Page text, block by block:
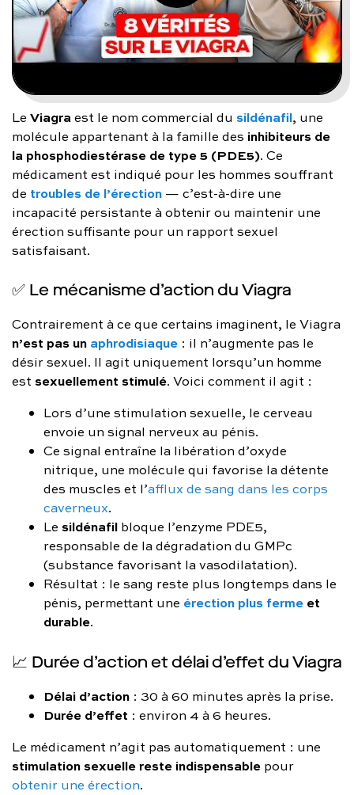
Le Viagraest le nom commercial du sildénafil, une
molécule appartenant à la famille des inhibiteurs de
la phosphodiestérase de type 5 (PDE5). Ce
médicament est indiqué pour les hommes souffrant
de troubles de l’érection — c’est-à-dire une
incapacité persistante à obtenir ou maintenir une
érection suffisante pour un rapport sexuel
satisfaisant.
✅ Le mécanisme d’action du Viagra
Contrairement à ce que certains imaginent, le Viagra
n’est pas un aphrodisiaque : il n’augmente pas le
désir sexuel. Il agit uniquement lorsqu’un homme
est sexuellement stimulé. Voici comment il agit :
Lors d’une stimulation sexuelle, le cerveau
envoie un signal nerveux au pénis.
Ce signal entraîne la libération d’oxyde
nitrique, une molécule qui favorise la détente
des muscles et l’afflux de sang dans les corps
caverneux.
Le sildénafil bloque l’enzyme PDE5,
responsable de la dégradation du GMPc
(substance favorisant la vasodilatation).
Résultat : le sang reste plus longtemps dans le
pénis, permettant une érection plus ferme et
durable.
📈 Durée d’action et délai d’effet du Viagra
Délai d’action : 30 à 60 minutes après la prise.
Durée d’effet : environ 4 à 6 heures.
Le médicament n’agit pas automatiquement : une
stimulation sexuelle reste indispensable pour
obtenir une érection.